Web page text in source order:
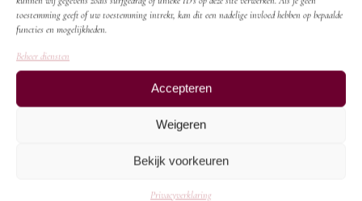
toestemming geeft of uw toestemming intrekt, kan dit een nadelige invloed hebben op bepaalde
functies en mogelijkheden.
Beheer diensten
Accepteren
Weigeren
Bekijk voorkeuren
Privacyverklaring
00:00 00:00
28/10/2016
Blueberry Tart